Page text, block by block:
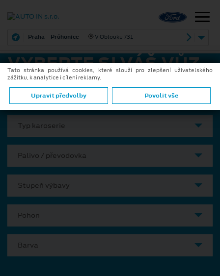
Praha – Průhonice V Oblouku 731
VYBERTE SI VÁŠ VŮZ
Model
Typ karoserie
Palivo / převodovka
Stupeň výbavy
Pohon
Barva
Tato stránka používá cookies, které slouží pro zlepšení uživatelského
zážitku, k analytice i cílení reklamy.
Upravit předvolby Povolit vše